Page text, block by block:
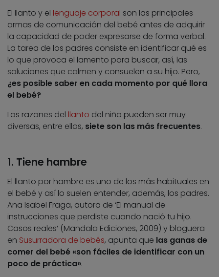
El llanto y el lenguaje corporal son las principales
armas de comunicación del bebé antes de adquirir
la capacidad de poder expresarse de forma verbal.
La tarea de los padres consiste en identificar qué es
lo que provoca el lamento para buscar, así, las
soluciones que calmen y consuelen a su hijo. Pero,
¿es posible saber en cada momento por qué llora
el bebé?
Las razones del llanto del niño pueden ser muy
diversas, entre ellas, siete son las más frecuentes.
1. Tiene hambre
El llanto por hambre es uno de los más habituales en
el bebé y así lo suelen entender, además, los padres.
Ana Isabel Fraga, autora de ‘El manual de
instrucciones que perdiste cuando nació tu hijo.
Casos reales’ (Mandala Ediciones, 2009) y bloguera
en Susurradora de bebés, apunta que las ganas de
comer del bebé «son fáciles de identificar con un
poco de práctica».